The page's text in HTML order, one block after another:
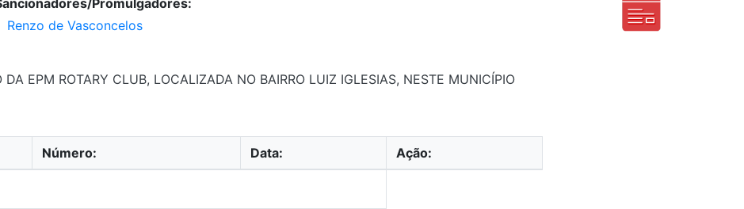
Promulgadores:
Renzo de Vasconcelos
EPM ROTARY CLUB, LOCALIZADA NO BAIRRO LUIZ IGLESIAS, NESTE MUNICÍPIO
Número: Data: Ação: